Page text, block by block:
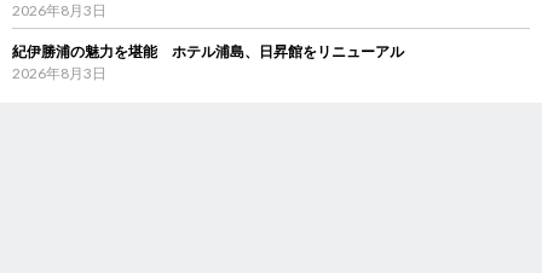
2026年8月3日
紀伊勝浦の魅力を堪能 ホテル浦島、日昇館をリニューアル
2026年8月3日